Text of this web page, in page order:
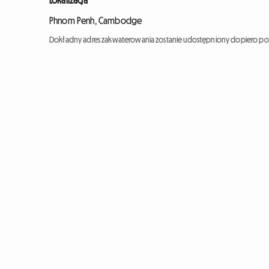
Phnom Penh, Cambodge
Dokładny adres zakwaterowania zostanie udostępniony dopiero